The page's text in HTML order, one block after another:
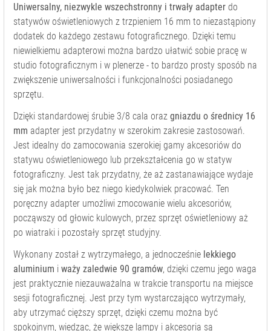
Uniwersalny, niezwykle wszechstronny i trwały adapter do
statywów oświetleniowych z trzpieniem 16 mm to niezastąpiony
dodatek do każdego zestawu fotograficznego. Dzięki temu
niewielkiemu adapterowi można bardzo ułatwić sobie pracę w
studio fotograficznym i w plenerze - to bardzo prosty sposób na
zwiększenie uniwersalności i funkcjonalności posiadanego
sprzętu.
Dzięki standardowej śrubie 3/8 cala oraz gniazdu o średnicy 16
mm adapter jest przydatny w szerokim zakresie zastosowań.
Jest idealny do zamocowania szerokiej gamy akcesoriów do
statywu oświetleniowego lub przekształcenia go w statyw
fotograficzny. Jest tak przydatny, że aż zastanawiające wydaje
się jak można było bez niego kiedykolwiek pracować. Ten
poręczny adapter umożliwi zmocowanie wielu akcesoriów,
począwszy od głowic kulowych, przez sprzęt oświetleniowy aż
po wiatraki i pozostały sprzęt studyjny.
Wykonany został z wytrzymałego, a jednocześnie lekkiego
aluminium i waży zaledwie 90 gramów, dzięki czemu jego waga
jest praktycznie niezauważalna w trakcie transportu na miejsce
sesji fotograficznej. Jest przy tym wystarczająco wytrzymały,
aby utrzymać cięższy sprzęt, dzięki czemu można być
spokojnym, wiedząc, że większe lampy i akcesoria są
STATYWY
TRZPIENIE I
ŁĄCZNIKI
WIESZAKI
TELESKOPOWE
POZOSTAŁE
AKCESORIA
FOTOGRAFIA
BEZCIENIOWA
KOLUMNY
ROZPOROWE
MODYFIKATORY
ŚWIATŁA
OŚWIETLENIE
STUDYJNE
STATYWY
OŚWIETLENIOWE
STUDYJNE
STATYWY